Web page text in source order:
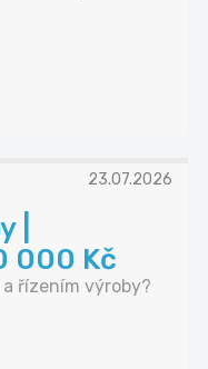
23.07.2026
|
000 Kč
řízením výroby?